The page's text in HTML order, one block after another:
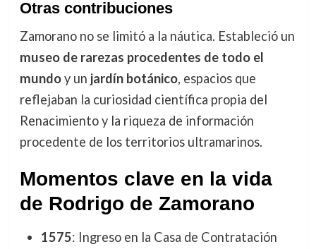
Otras contribuciones
Zamorano no se limitó a la náutica. Estableció un
museo de rarezas procedentes de todo el
mundoy un jardín botánico, espacios que
reflejaban la curiosidad científica propia del
Renacimiento y la riqueza de información
procedente de los territorios ultramarinos.
Momentos clave en la vida
de Rodrigo de Zamorano
1575: Ingreso en la Casa de Contratación